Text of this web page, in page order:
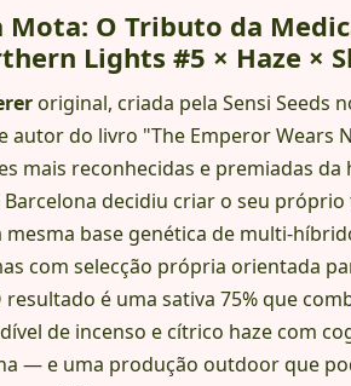
Mota: O Tributo da
Lights #5 × Haze ×
original, criada pela Sensi Seeds
autor do livro "The Emperor Wears
mais reconhecidas e premiadas
Barcelona decidiu criar o seu
mesma base genética de multi-
com selecção própria orientada
resultado é uma sativa 75% que
de incenso e cítrico haze com
— e uma produção outdoor que